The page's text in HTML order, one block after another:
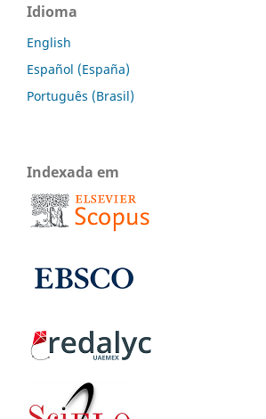
Idioma
English
Español (España)
Português (Brasil)
Indexada em